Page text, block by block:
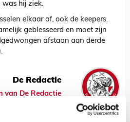
was hij ziek.
elkaar af, ook de keepers.
geblesseerd en moet zijn
afstaan aan derde
De Redactie
van De Redactie